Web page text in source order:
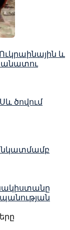
և
ծովում
նկատմամբ